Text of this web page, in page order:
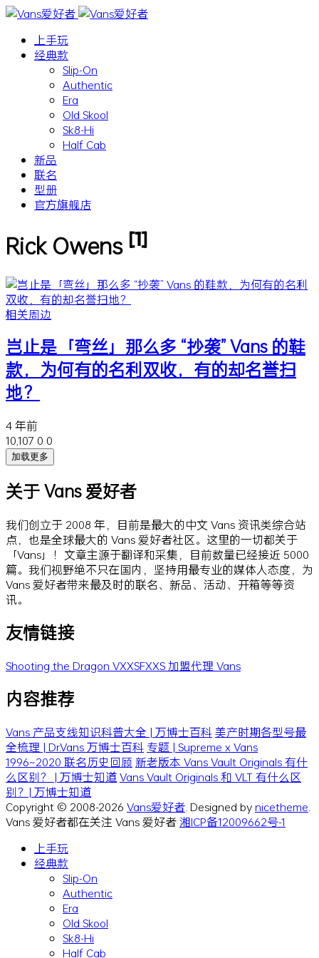
上手玩
经典款
Slip-On
Authentic
Era
Old Skool
Sk8-Hi
Half Cab
新品
联名
型册
官方旗舰店
Rick Owens [1]
相关周边
岂止是「弯丝」那么多 “抄袭” Vans 的鞋
款，为何有的名利双收，有的却名誉扫
地？
4 年前
10,107 0 0
加载更多
关于 Vans 爱好者
我们创立于 2008 年，目前是最大的中文 Vans 资讯类综合站
点，也是全球最大的 Vans 爱好者社区。这里的一切都关于
「Vans」！文章主源于翻译和采集，目前数量已经接近 5000
篇。我们视野绝不只在国内，坚持用最专业的媒体人态度，为
Vans 爱好者带来最及时的联名、新品、活动、开箱等等资
讯。
友情链接
Shooting the Dragon VXXSFXXS加盟代理 Vans
内容推荐
Vans 产品支线知识科普大全 | 万博士百科美产时期各型号最
全梳理 | Dr.Vans 万博士百科 专题 | Supreme x Vans
1996~2020 联名历史回顾 新老版本 Vans Vault Originals 有什
么区别？ | 万博士知道Vans Vault Originals 和 VLT 有什么区
别？| 万博士知道
Copyright © 2008-2026 Vans爱好者 . Designed bynicetheme
Vans 爱好者都在关注 Vans 爱好者湘ICP备12009662号-1
上手玩
经典款
Slip-On
Authentic
Era
Old Skool
Sk8-Hi
Half Cab